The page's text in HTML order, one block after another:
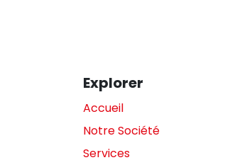
Explorer
Accueil
Notre Société
Services